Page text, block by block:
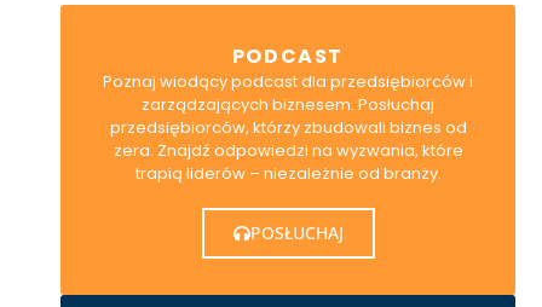
PODCAST
Poznaj wiodący podcast dla przedsiębiorców i
zarządzających biznesem. Posłuchaj
przedsiębiorców, którzy zbudowali biznes od
zera. Znajdź odpowiedzi na wyzwania, które
trapią liderów – niezależnie od branży.
POSŁUCHAJ